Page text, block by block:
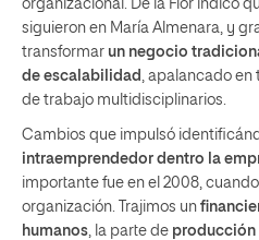
organizacional. De la Flor indicó
siguieron en María Almenara, y
transformar un negocio
de escalabilidad , apalancado
de trabajo multidisciplinarios.
Cambios que impulsó
intraemprendedor dentro la
importante fue en el 2008,
organización. Trajimos un
humanos , la parte de producción